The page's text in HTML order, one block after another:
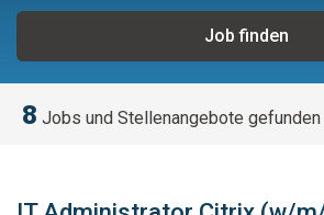
8 Jobs und Stellenangebote gefunden